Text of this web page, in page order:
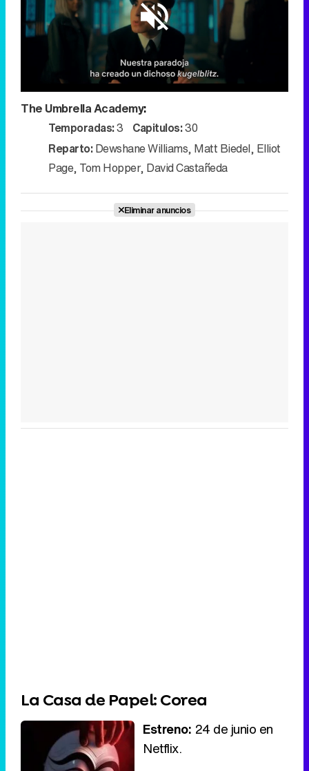
Unmute /
51.17%
The Umbrella Academy:
Temporadas:3 Capitulos:30
Reparto: Dewshane Williams, Matt Biedel, Elliot
Page, Tom Hopper, David Castañeda
Eliminar anuncios
La Casa de Papel: Corea
Estreno: 24 de junio en
Netflix.